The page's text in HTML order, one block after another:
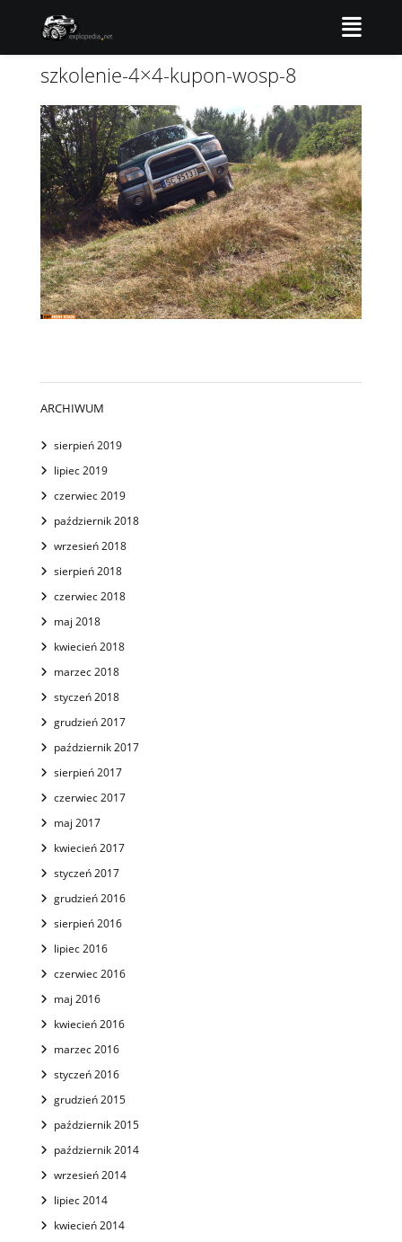
szkolenie-4×4-kupon-wosp-8
ARCHIWUM
sierpień 2019
lipiec 2019
czerwiec 2019
październik 2018
wrzesień 2018
sierpień 2018
czerwiec 2018
maj 2018
kwiecień 2018
marzec 2018
styczeń 2018
grudzień 2017
październik 2017
sierpień 2017
czerwiec 2017
maj 2017
kwiecień 2017
styczeń 2017
grudzień 2016
sierpień 2016
lipiec 2016
czerwiec 2016
maj 2016
kwiecień 2016
marzec 2016
styczeń 2016
grudzień 2015
październik 2015
październik 2014
wrzesień 2014
lipiec 2014
kwiecień 2014